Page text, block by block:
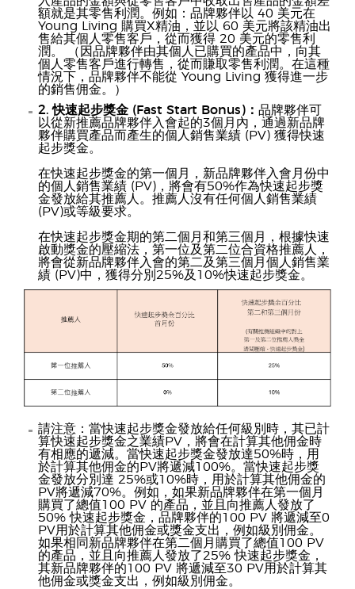
額就是其零售利潤。例如：品牌夥伴以 40 美元在
Young Living 購買X精油，並以 60 美元將該精油出
售給其個人零售客戶，從而獲得 20 美元的零售利
潤。 （因品牌夥伴由其個人已購買的產品中，向其
個人零售客戶進行轉售，從而賺取零售利潤。在這種
情況下，品牌夥伴不能從 Young Living 獲得進一步
的銷售佣金。）
2. 快速起步獎金 (Fast Start Bonus)： 品牌夥伴可
以從新推薦品牌夥伴入會起的3個月內，通過新品牌
夥伴購買產品而產生的個人銷售業績 (PV) 獲得快速
起步獎金。
在快速起步獎金的第一個月，新品牌夥伴入會月份中
的個人銷售業績 (PV)，將會有50%作為快速起步獎
金發放給其推薦人。推薦人沒有任何個人銷售業績
(PV)或等級要求。
在快速起步獎金期的第二個月和第三個月，根據快速
啟動獎金的壓縮法，第一位及第二位合資格推薦人，
將會從新品牌夥伴入會的第二及第三個月個人銷售業
績 (PV)中，獲得分別25%及10%快速起步獎金。
請注意：當快速起步獎金發放給任何級別時，其已計
算快速起步獎金之業績PV，將會在計算其他佣金時
有相應的遞減。當快速起步獎金發放達50%時，用
於計算其他佣金的PV將遞減100%。當快速起步獎
金發放分別達 25%或10%時，用於計算其他佣金的
PV將遞減70%。例如，如果新品牌夥伴在第一個月
購買了總值100 PV 的產品，並且向推薦人發放了
50% 快速起步獎金，品牌夥伴的100 PV 將遞減至0
PV用於計算其他佣金或獎金支出，例如級別佣金。
如果相同新品牌夥伴在第二個月購買了總值100 PV
的產品，並且向推薦人發放了25% 快速起步獎金，
其新品牌夥伴的100 PV 將遞減至30 PV用於計算其
他佣金或獎金支出，例如級別佣金。